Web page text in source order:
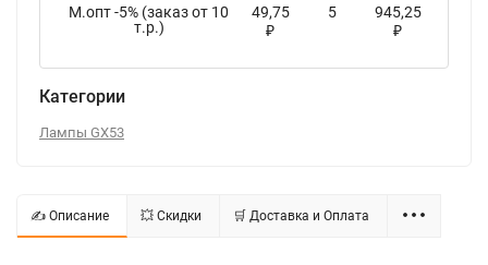
М.опт -5% (заказ от 10
т.р.)
49,75
₽
5 945,25
₽
Категории
Лампы GX53
✍ Описание 💥 Скидки 🛒 Доставка и Оплата